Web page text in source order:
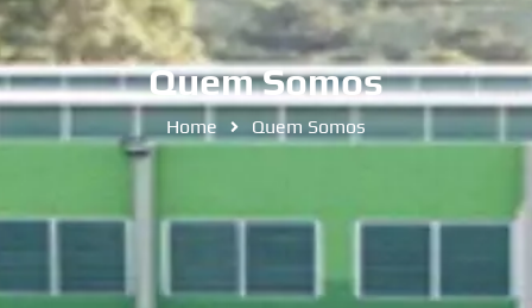
Quem Somos
Home Quem Somos